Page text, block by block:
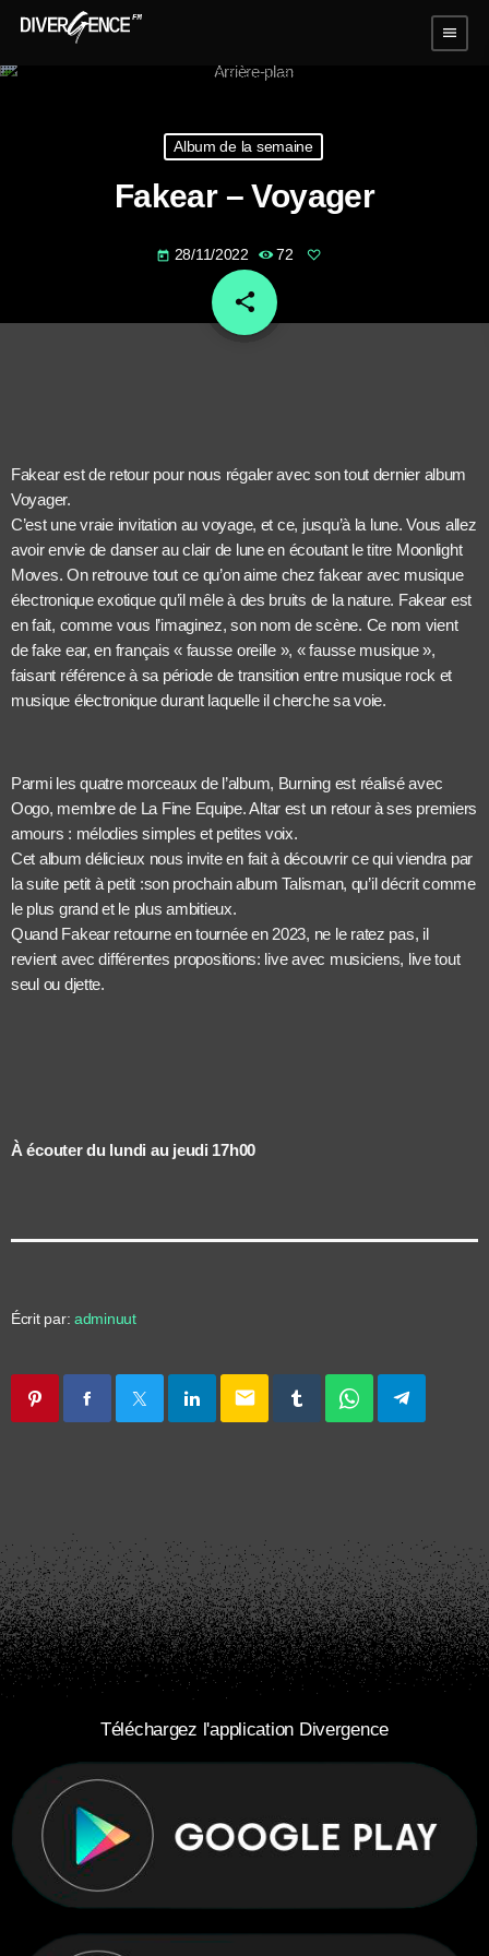
menu
Album de la semaine
Fakear – Voyager
today 28/11/2022 72
share
email
Fakear est de retour pour nous régaler avec son tout dernier album
Voyager.
C’est une vraie invitation au voyage, et ce, jusqu’à la lune. Vous allez
avoir envie de danser au clair de lune en écoutant le titre Moonlight
Moves. On retrouve tout ce qu’on aime chez fakear avec musique
électronique exotique qu’il mêle à des bruits de la nature. Fakear est
en fait, comme vous l’imaginez, son nom de scène. Ce nom vient
de fake ear, en français « fausse oreille », « fausse musique »,
faisant référence à sa période de transition entre musique rock et
musique électronique durant laquelle il cherche sa voie.
Parmi les quatre morceaux de l’album, Burning est réalisé avec
Oogo, membre de La Fine Equipe. Altar est un retour à ses premiers
amours : mélodies simples et petites voix.
Cet album délicieux nous invite en fait à découvrir ce qui viendra par
la suite petit à petit :son prochain album Talisman, qu’il décrit comme
le plus grand et le plus ambitieux.
Quand Fakear retourne en tournée en 2023, ne le ratez pas, il
revient avec différentes propositions: live avec musiciens, live tout
seul ou djette.
À écouter du lundi au jeudi 17h00
Écrit par:adminuut
email
Téléchargez l'application Divergence